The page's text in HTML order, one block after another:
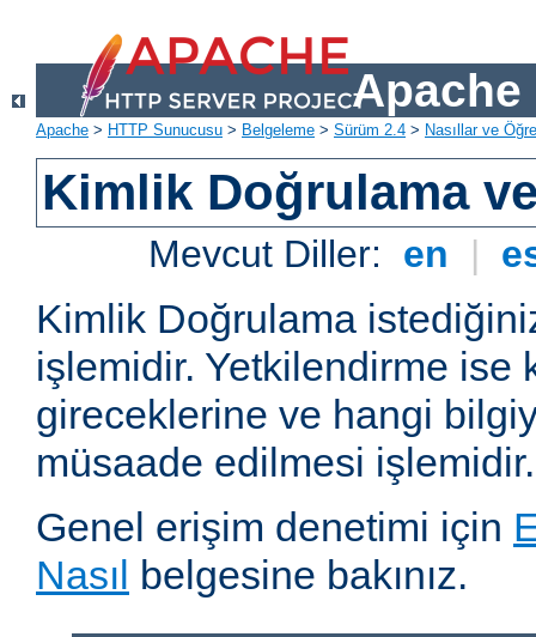
Apache
Apache > HTTP Sunucusu > Belgeleme > Sürüm 2.4 > Nasıllar ve
Kimlik Doğrulama
Mevcut Diller: en |
Kimlik Doğrulama
işlemidir. Yetkilendirme ise
gireceklerine ve hangi
müsaade edilmesi işlemidir.
Genel erişim denetimi için
Nasıl belgesine bakınız.